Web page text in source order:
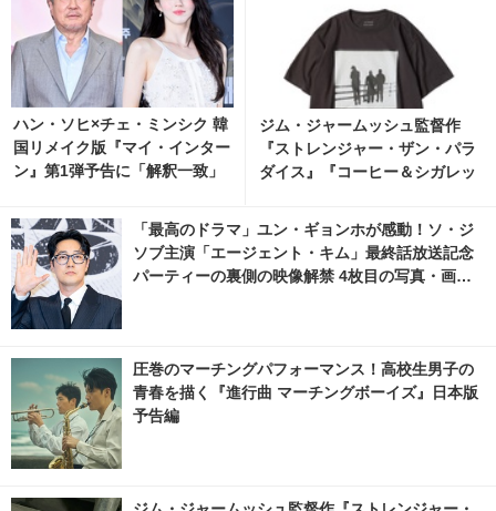
ハン・ソヒ×チェ・ミンシク 韓
国リメイク版『マイ・インター
ン』第1弾予告に「解釈一致」
ジム・ジャームッシュ監督作
『ストレンジャー・ザン・パラ
ダイス』『コーヒー＆シガレッ
ャルTシャツ発売 4枚目の写
真・画像 | cinemacafe.net
「最高のドラマ」ユン・ギョンホが感動！ソ・ジ
ソブ主演「エージェント・キム」最終話放送記念
パーティーの裏側の映像解禁 4枚目の写真・画像 |
圧巻のマーチングパフォーマンス！高校生男子の
青春を描く『進行曲 マーチングボーイズ』日本版
予告編